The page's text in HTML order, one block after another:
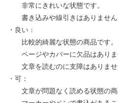
非常にきれいな状態です。
書き込みや線引きはありません
・良い：
比較的綺麗な状態の商品です。
ページやカバーに欠品はありま
文章を読むのに支障はありませ
・可：
文章が問題なく読める状態の商